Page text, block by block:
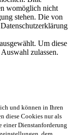
womöglich nicht
stehen. Die von
Um diese
zulassen.
und können in Ihren
diese Cookies nur als
einer Dienstanforderung